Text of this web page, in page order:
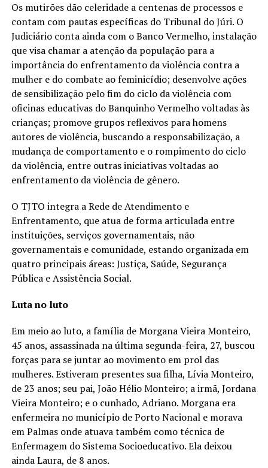
Os mutirões dão celeridade a centenas de processos e
contam com pautas específicas do Tribunal do Júri. O
Judiciário conta ainda com o Banco Vermelho, instalação
que visa chamar a atenção da população para a
importância do enfrentamento da violência contra a
mulher e do combate ao feminicídio; desenvolve ações
de sensibilização pelo fim do ciclo da violência com
oficinas educativas do Banquinho Vermelho voltadas às
crianças; promove grupos reflexivos para homens
autores de violência, buscando a responsabilização, a
mudança de comportamento e o rompimento do ciclo
da violência, entre outras iniciativas voltadas ao
enfrentamento da violência de gênero.
O TJTO integra a Rede de Atendimento e
Enfrentamento, que atua de forma articulada entre
instituições, serviços governamentais, não
governamentais e comunidade, estando organizada em
quatro principais áreas: Justiça, Saúde, Segurança
Pública e Assistência Social.
Luta no luto
Em meio ao luto, a família de Morgana Vieira Monteiro,
45 anos, assassinada na última segunda-feira, 27, buscou
forças para se juntar ao movimento em prol das
mulheres. Estiveram presentes sua filha, Lívia Monteiro,
de 23 anos; seu pai, João Hélio Monteiro; a irmã, Jordana
Vieira Monteiro; e o cunhado, Adriano. Morgana era
enfermeira no município de Porto Nacional e morava
em Palmas onde atuava também como técnica de
Enfermagem do Sistema Socioeducativo. Ela deixou
ainda Laura, de 8 anos.